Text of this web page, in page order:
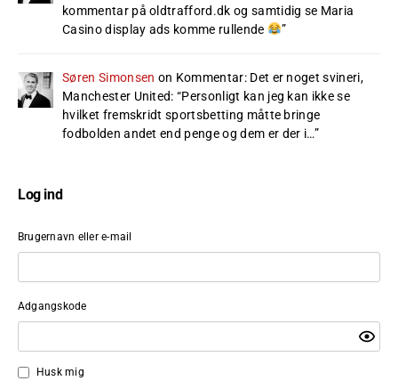
kommentar på oldtrafford.dk og samtidig se Maria
Casino display ads komme rullende
”
Søren Simonsen on Kommentar: Det er noget svineri,
Manchester United: “Personligt kan jeg kan ikke se
hvilket fremskridt sportsbetting måtte bringe
fodbolden andet end penge og dem er der i…”
Log ind
Brugernavn eller e-mail
Adgangskode
Husk mig